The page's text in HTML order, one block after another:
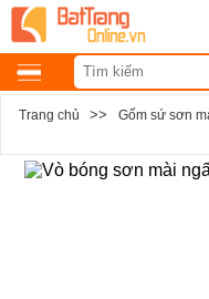
Trang chủ >> Gốm sứ sơn